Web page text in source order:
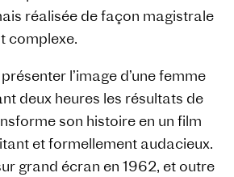
réalisée de façon magistrale
complexe.
l’image d’une femme
deux heures les résultats de
son histoire en un film
et formellement audacieux.
grand écran en 1962, et outre